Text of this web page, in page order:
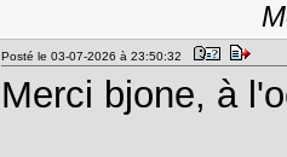
Posté le 03-07-2026 à 23:50:32
Merci bjone, à